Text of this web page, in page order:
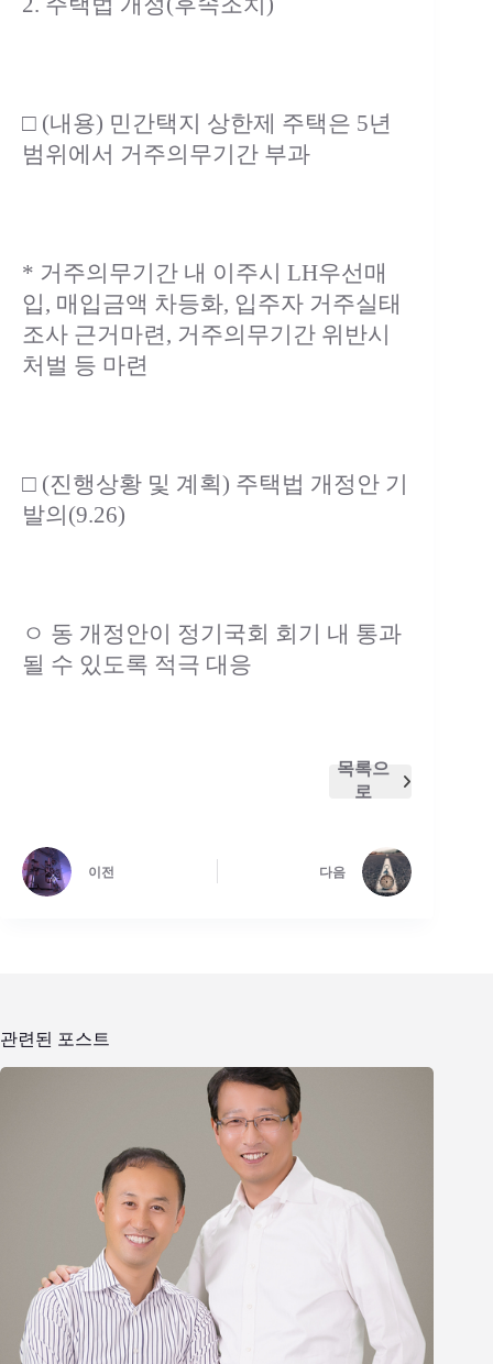
□ (내용) 민간택지 상한제 주택은 5년
범위에서 거주의무기간 부과
* 거주의무기간 내 이주시 LH우선매
입, 매입금액 차등화, 입주자 거주실태
조사 근거마련, 거주의무기간 위반시
처벌 등 마련
□ (진행상황 및 계획) 주택법 개정안 기
발의(9.26)
ㅇ 동 개정안이 정기국회 회기 내 통과
될 수 있도록 적극 대응
목록으
로
이전 다음
관련된 포스트